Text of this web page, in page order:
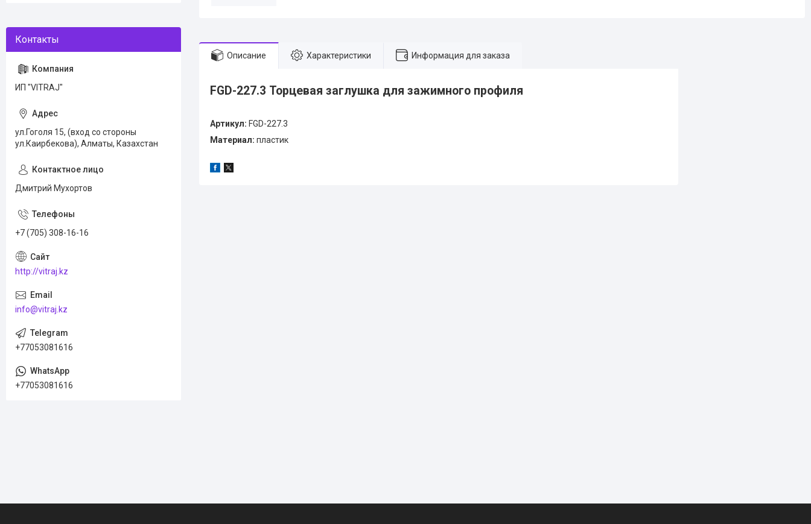
Описание Характеристики Информация для заказа
FGD-227.3 Торцевая заглушка для зажимного профиля
Артикул: FGD-227.3
Материал: пластик
ИП "VITRAJ"
ул.Гоголя 15, (вход со стороны
ул.Каирбекова), Алматы, Казахстан
Дмитрий Мухортов
+7 (705) 308-16-16
http://vitraj.kz
info@vitraj.kz
+77053081616
+77053081616